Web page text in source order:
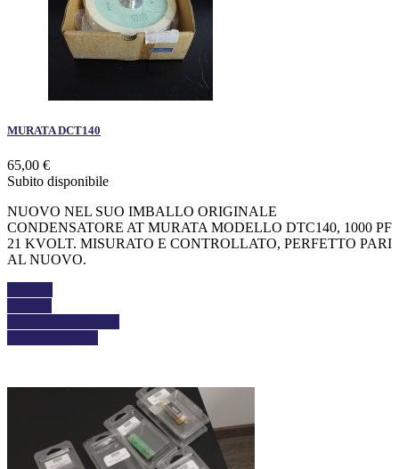
MURATA DCT140
65,00 €
Subito disponibile
NUOVO NEL SUO IMBALLO ORIGINALE
CONDENSATORE AT MURATA MODELLO DTC140, 1000 PF
21 KVOLT. MISURATO E CONTROLLATO, PERFETTO PARI
AL NUOVO.